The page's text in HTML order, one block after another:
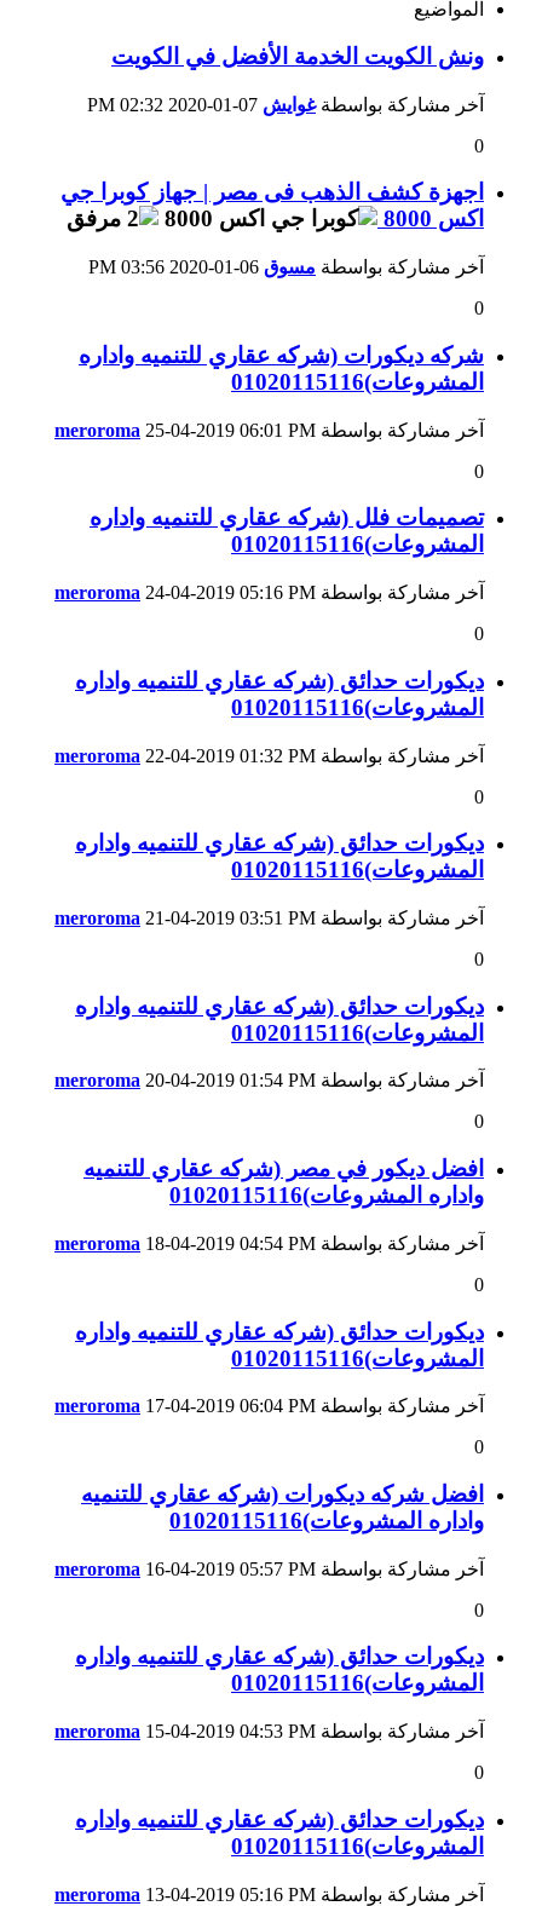
المواضيع
ونش الكويت الخدمة الأفضل في الكويت
آخر مشاركة بواسطةغوايش
02:32 PM
0
اجهزة كشف الذهب فى مصر | جهاز كوبرا جي
اكس 8000
آخر مشاركة بواسطة مسوق
03:56 PM
0
شركه ديكورات (شركه عقاري للتنميه واداره
المشروعات)01020115116
آخر مشاركة بواسطة meroroma 25-04-2019 06:01 PM
0
تصميمات فلل (شركه عقاري للتنميه واداره
المشروعات)01020115116
آخر مشاركة بواسطة meroroma 24-04-2019 05:16 PM
0
ديكورات حدائق (شركه عقاري للتنميه واداره
المشروعات)01020115116
آخر مشاركة بواسطة meroroma 22-04-2019 01:32 PM
0
ديكورات حدائق (شركه عقاري للتنميه واداره
المشروعات)01020115116
آخر مشاركة بواسطة meroroma 21-04-2019 03:51 PM
0
ديكورات حدائق (شركه عقاري للتنميه واداره
المشروعات)01020115116
آخر مشاركة بواسطة meroroma 20-04-2019 01:54 PM
0
افضل ديكور في مصر (شركه عقاري للتنميه
واداره المشروعات)01020115116
آخر مشاركة بواسطة meroroma 18-04-2019 04:54 PM
0
ديكورات حدائق (شركه عقاري للتنميه واداره
المشروعات)01020115116
آخر مشاركة بواسطة meroroma 17-04-2019 06:04 PM
0
افضل شركه ديكورات (شركه عقاري للتنميه
واداره المشروعات)01020115116
آخر مشاركة بواسطة meroroma 16-04-2019 05:57 PM
0
ديكورات حدائق (شركه عقاري للتنميه واداره
المشروعات)01020115116
آخر مشاركة بواسطة meroroma 15-04-2019 04:53 PM
0
ديكورات حدائق (شركه عقاري للتنميه واداره
المشروعات)01020115116
آخر مشاركة بواسطة meroroma 13-04-2019 05:16 PM